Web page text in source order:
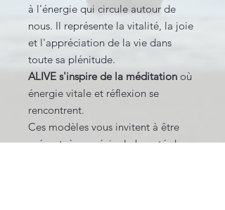
à l'énergie qui circule autour de
nous. Il représente la vitalité, la joie
et l'appréciation de la vie dans
toute sa plénitude.
ALIVE s'inspire de la méditation où
énergie vitale et réflexion se
rencontrent.
Ces modèles vous invitent à être
présent, à apprécier la beauté dans